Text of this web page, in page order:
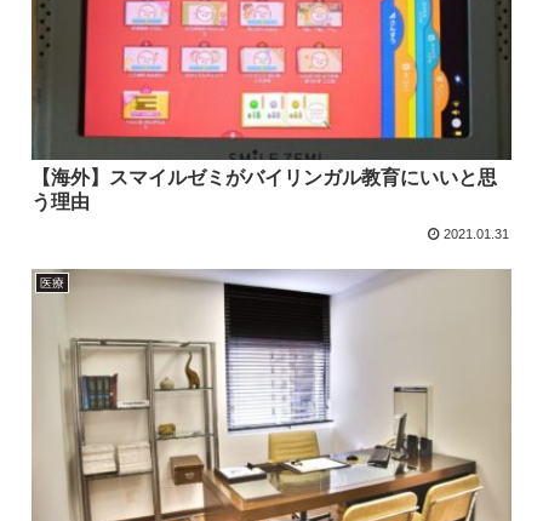
【海外】スマイルゼミがバイリンガル教育にいいと思
う理由
2021.01.31
医療